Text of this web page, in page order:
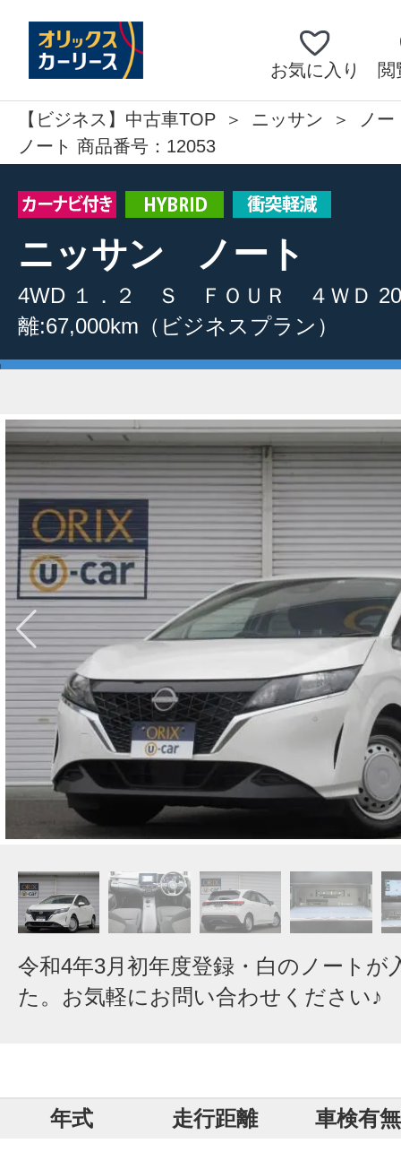
お気に入り 閲
【ビジネス】中古車TOP ニッサン
ノー
ノート 商品番号：12053
ニッサン ノート
4WD １．２ Ｓ ＦＯＵＲ ４ＷＤ
離:67,000km （ビジネスプラン）
令和4年3月初年度登録・白のノートが
た。お気軽にお問い合わせください♪
年式 走行距離
車検有無